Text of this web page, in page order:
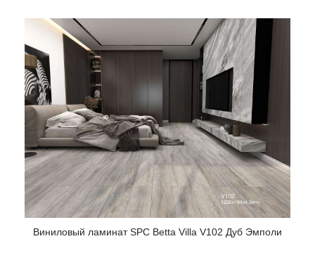
Виниловый ламинат SPC Betta Villa V102 Дуб Эмполи